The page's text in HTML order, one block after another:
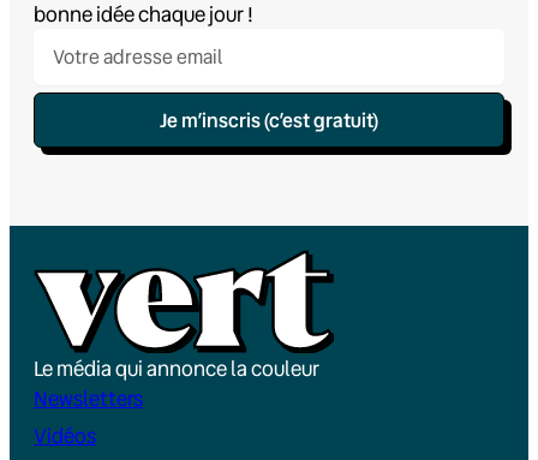
bonne idée chaque jour !
Je m’inscris (c’est gratuit)
Le média qui annonce la couleur
Newsletters
Vidéos